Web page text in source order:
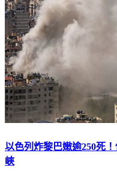
以色列炸黎巴嫩逾250死
峽